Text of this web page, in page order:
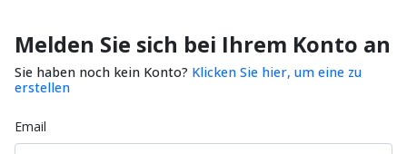
Melden Sie sich bei Ihrem Konto an
Sie haben noch kein Konto? Klicken Sie hier, um eine zu
erstellen
Email